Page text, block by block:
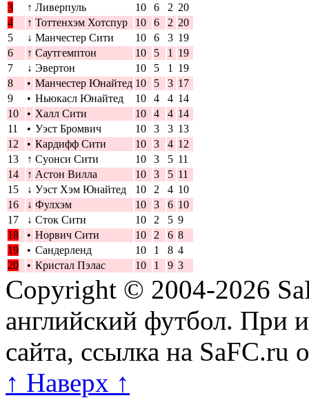
3
↑ Ливерпуль 10 6 2 20
4
↑ Тоттенхэм Хотспур 10 6 2 20
5
↓ Манчестер Сити 10 6 3 19
6
↑ Саутгемптон 10 5 1
19
7
↓ Эвертон 10 5 1
19
8
• Манчестер Юнайтед 10 5 3 17
9
• Ньюкасл Юнайтед 10 4 4 14
10
• Халл Сити 10 4 4 14
11
• Уэст Бромвич 10 3 3 13
12
• Кардифф Сити 10 3 4 12
13
↑ Суонси Сити 10 3 5 11
14
↑ Астон Вилла 10 3 5 11
15
↓ Уэст Хэм Юнайтед 10 2 4 10
16
↓ Фулхэм 10 3 6 10
17
↓ Сток Сити 10 2 5 9
18
• Норвич Сити 10 2 6 8
19
• Сандерленд 10 1 8 4
20
• Кристал Пэлас 10 1 9 3
Copyright © 2004-2026
английский футбол. При
сайта, ссылка на SaFC.ru
↑ Наверх ↑